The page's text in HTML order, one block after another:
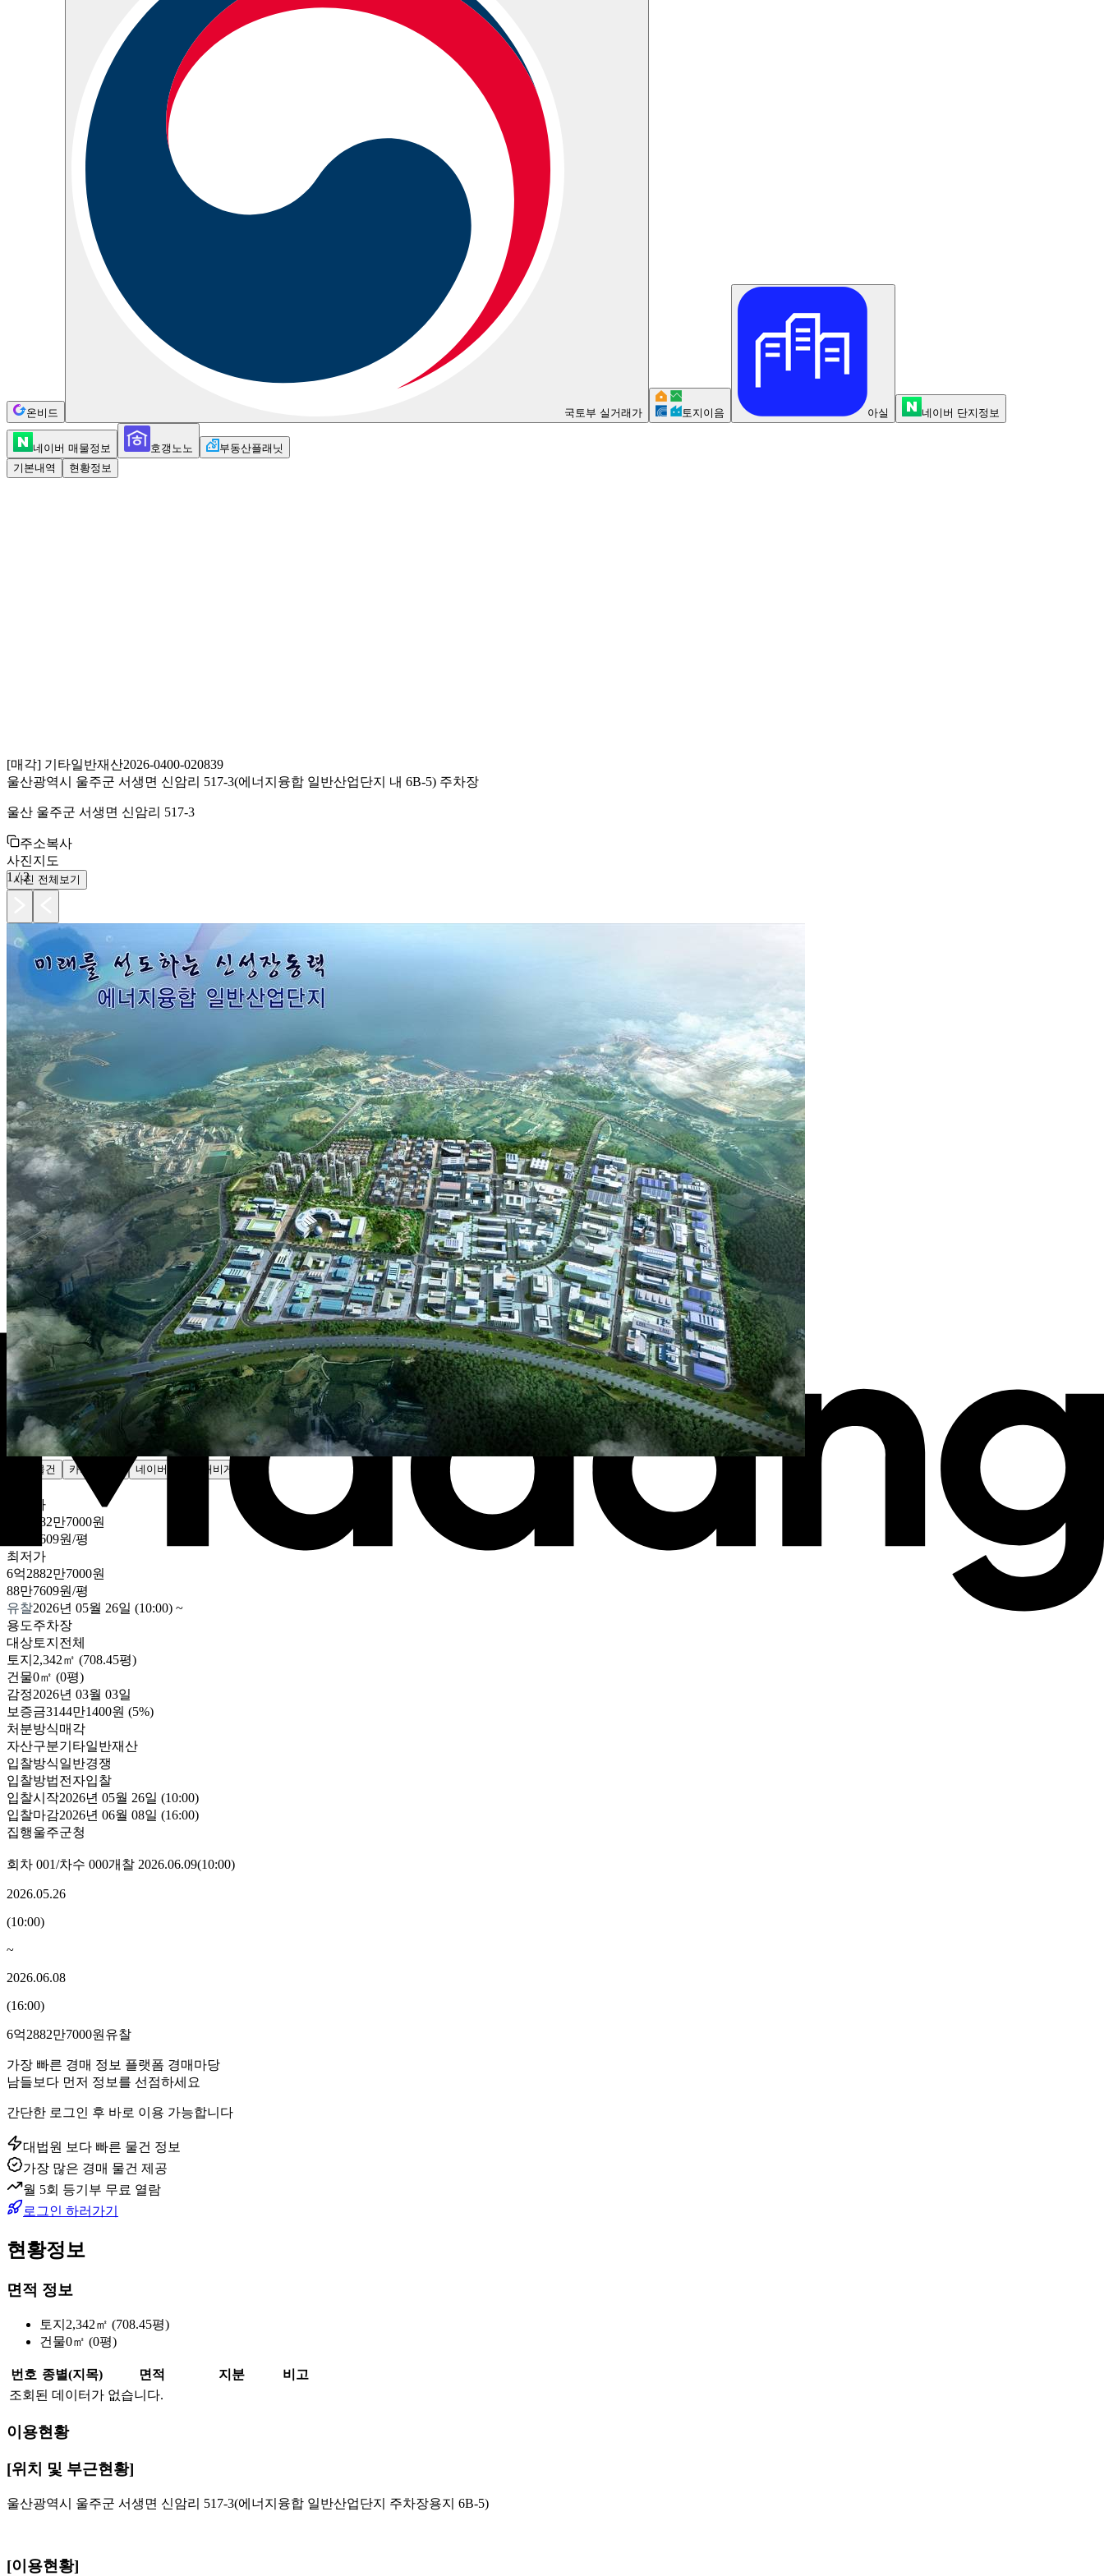
온비드 국토부 실거래가 토지이음 아실 네이버 단지정보
네이버 매물정보 호갱노노
부동산플래닛
기본내역
현황정보
[매각] 기타일반재산2026-0400-020839
울산광역시 울주군 서생면 신암리 517-3(에너지융합 일반산업단지 내 6B-5) 주차장
울산 울주군 서생면 신암리 517-3
주소복사
사진지도
1 /2
사진 전체보기
주변물건 카카오지도 네이버지도 내비게이션
감정가
6억2882만7000원
88만7609원/평
최저가
6억2882만7000원
88만7609원/평
유찰2026년 05월 26일 (10:00) ~
용도주차장
대상토지전체
토지 2,342㎡ (708.45평)
건물0㎡ (0평)
감정2026년 03월 03일
보증금3144만1400원 (5%)
처분방식매각
자산구분기타일반재산
입찰방식일반경쟁
입찰방법전자입찰
입찰시작2026년 05월 26일 (10:00)
입찰마감2026년 06월 08일 (16:00)
집행울주군청
회차 001/차수 000개찰 2026.06.09(10:00)
2026.05.26
(10:00)
~
2026.06.08
(16:00)
6억2882만7000원 유찰
가장 빠른 경매 정보 플랫폼 경매마당
남들보다 먼저 정보를 선점하세요
간단한 로그인 후 바로 이용 가능합니다
대법원 보다 빠른 물건 정보
가장 많은 경매 물건 제공
월 5회 등기부 무료 열람
로그인 하러가기
현황정보
면적 정보
토지 2,342㎡ (708.45평)
건물0㎡ (0평)
번호 종별(지목) 면적 지분
비고
조회된 데이터가 없습니다.
이용현황
[위치 및 부근현황]
울산광역시 울주군 서생면 신암리 517-3(에너지융합 일반산업단지 주차장용지 6B-5)
[이용현황]